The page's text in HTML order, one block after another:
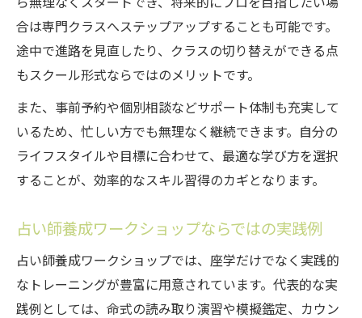
合は専門クラスへステップアップすることも可能です。
途中で進路を見直したり、クラスの切り替えができる点
もスクール形式ならではのメリットです。
また、事前予約や個別相談などサポート体制も充実して
いるため、忙しい方でも無理なく継続できます。自分の
ライフスタイルや目標に合わせて、最適な学び方を選択
することが、効率的なスキル習得のカギとなります。
占い師養成ワークショップならではの実践例
占い師養成ワークショップでは、座学だけでなく実践的
なトレーニングが豊富に用意されています。代表的な実
践例としては、命式の読み取り演習や模擬鑑定、カウン